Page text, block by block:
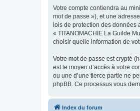
Votre compte contiendra au
mot de passe »), et une
lois de protection des données
« TITANOMACHIE La Guilde
choisir quelle information de
Votre mot de passe est crypté
est le moyen d’accès à votre
ou une d’une tierce partie ne
phpBB. Ce processus vous
Index du forum